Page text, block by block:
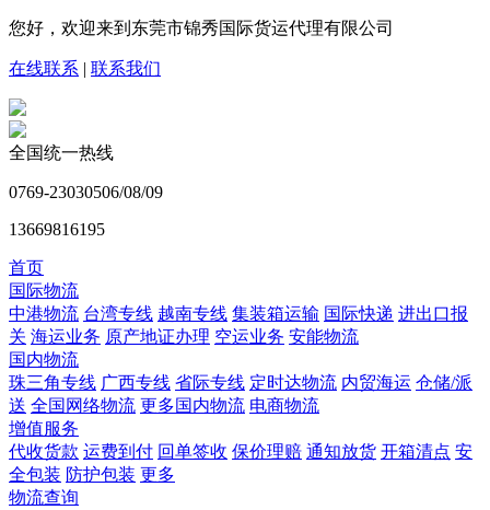
您好，欢迎来到东莞市锦秀国际货运代理有限公司
在线联系 | 联系我们
全国统一热线
0769-23030506/08/09
13669816195
首页
国际物流
中港物流 台湾专线 越南专线 集装箱运输 国际快递 进出口报
关 海运业务 原产地证办理 空运业务 安能物流
国内物流
珠三角专线 广西专线 省际专线 定时达物流 内贸海运 仓储/派
送 全国网络物流 更多国内物流 电商物流
增值服务
代收货款 运费到付 回单签收 保价理赔 通知放货 开箱清点 安
全包装 防护包装 更多
物流查询